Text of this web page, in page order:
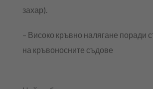
захар).
– Високо кръвно налягане поради
на кръвоносните съдове